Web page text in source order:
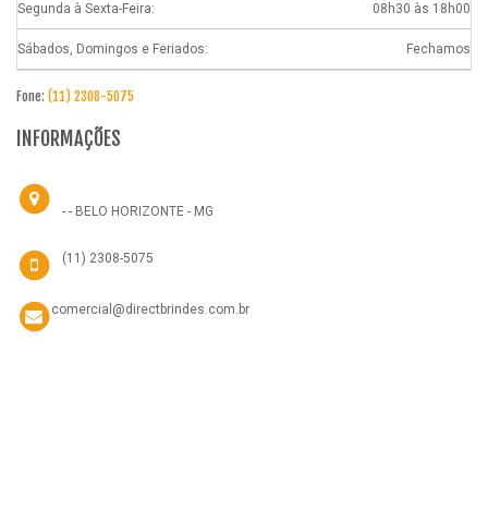
Segunda à Sexta-Feira: 08h30 às 18h00
Sábados, Domingos e Feriados: Fechamos
Fone: (11) 2308-5075
INFORMAÇÕES
- - BELO HORIZONTE - MG
(11) 2308-5075
comercial@directbrindes.com.br